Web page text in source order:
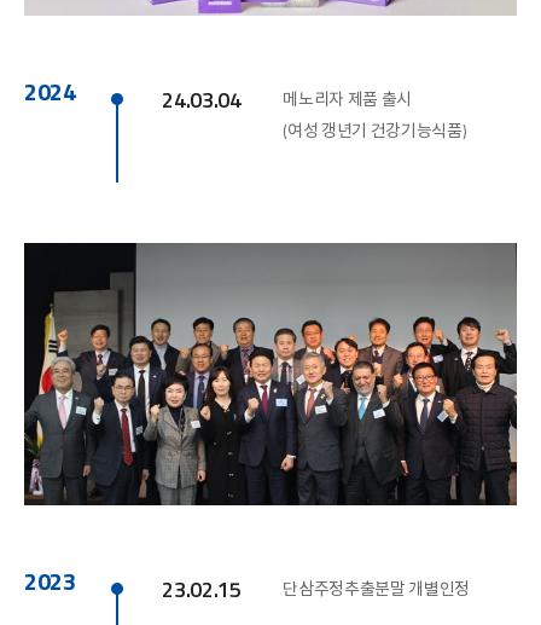
2024 24.03.04
메노리자 제품 출시
(여성 갱년기 건강기능식품)
2023 23.02.15 단삼주정추출분말 개별인정